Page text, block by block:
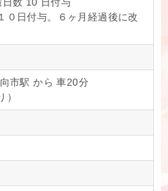
０日付与。６ヶ月経過後に改
市駅 から 車20分